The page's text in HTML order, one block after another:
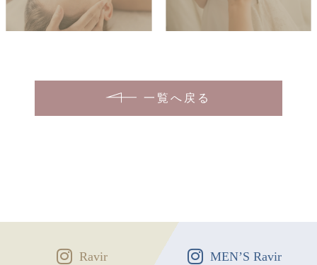
一覧へ戻る
Ravir MEN’S Ravir